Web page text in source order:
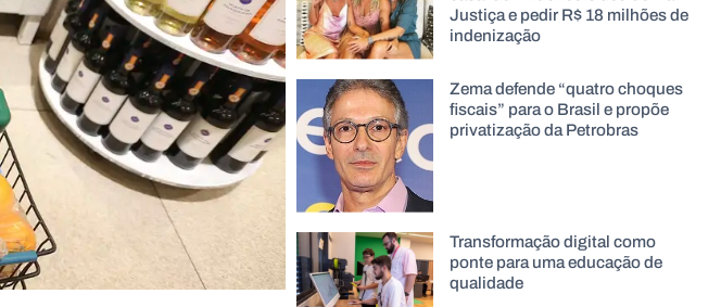
Justiça e pedir R$ 18 milhões de
indenização
Zema defende “quatro choques
fiscais” para o Brasil e propõe
privatização da Petrobras
Transformação digital como
ponte para uma educação de
qualidade